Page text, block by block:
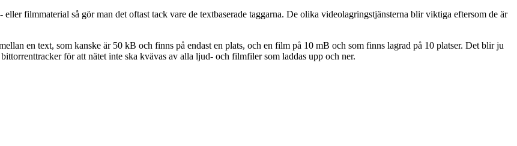
filmmaterial så gör man det oftast tack vare de textbaserade taggarna. De olika videolagringstjänsterna blir viktiga eftersom de är
en text, som kanske är 50 kB och finns på endast en plats, och en film på 10 mB och som finns lagrad på 10 platser. Det blir ju
för att nätet inte ska kvävas av alla ljud- och filmfiler som laddas upp och ner.